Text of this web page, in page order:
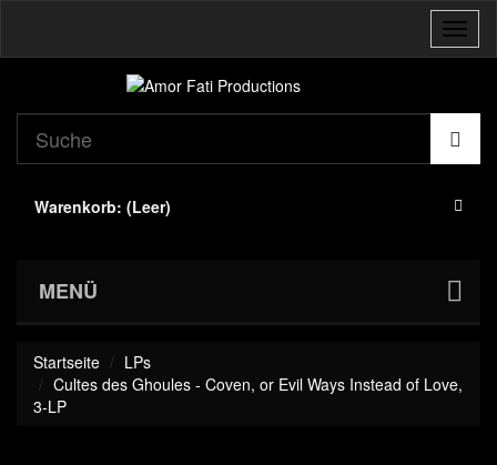
Warenkorb: (Leer)
MENÜ
Startseite
LPs
Cultes des Ghoules - Coven, or Evil Ways Instead of Love,
3-LP